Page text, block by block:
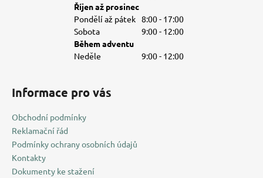
Říjen až prosinec
Pondělí až pátek 8:00 - 17:00
Sobota
9:00 - 12:00
Během adventu
Neděle
9:00 - 12:00
Informace pro vás
Obchodní podmínky
Reklamační řád
Podmínky ochrany osobních údajů
Kontakty
Dokumenty ke stažení